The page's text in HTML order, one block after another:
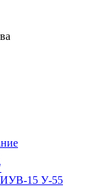
ИУВ-15 У-55